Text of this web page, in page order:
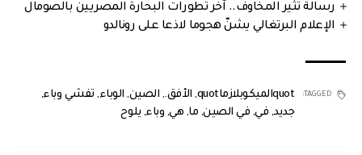
رسالة تثير المخاوف.. آخر تطورات البحارة المصريين بالصومال
الإعلام البرتغالي يشنّ هجوما لاذعا على رونالدو
TAGGED: quotالميكوبلازماquot , الأفق., الصين, الوباء, تفشي وباء,
جديد, في, في الصين, ما, هي, وباء, يلوح